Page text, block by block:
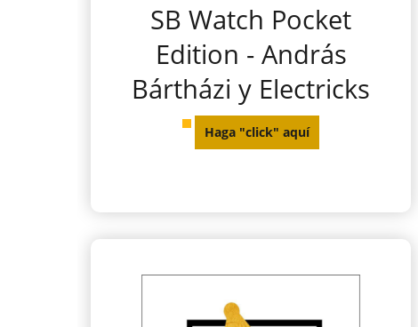
SB Watch Pocket
Edition - András
Bártházi y Electricks
Haga "click" aquí